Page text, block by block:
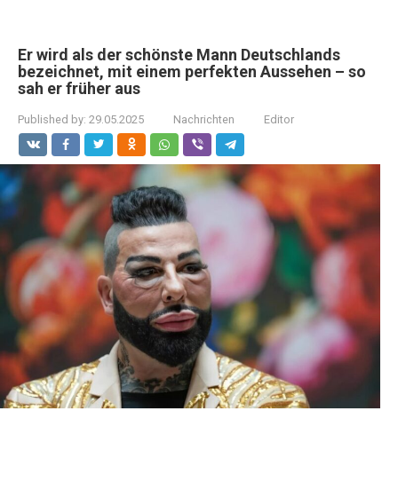
Er wird als der schönste Mann Deutschlands
bezeichnet, mit einem perfekten Aussehen – so
sah er früher aus
Published by: 29.05.2025 Nachrichten Editor